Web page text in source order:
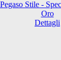
Dettagli